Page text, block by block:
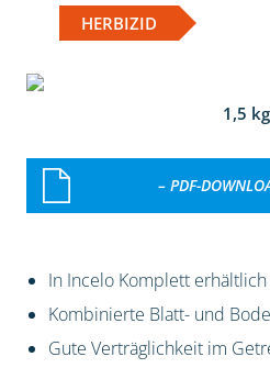
HERBIZID
1,5 kg
– PDF-
In Incelo Komplett erhältlich
Kombinierte Blatt- und
Gute Verträglichkeit im